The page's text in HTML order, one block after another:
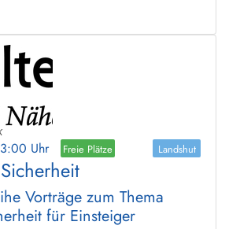
Uhr Freie Plätze Landshut
Vorträge zum Thema
für Einsteiger